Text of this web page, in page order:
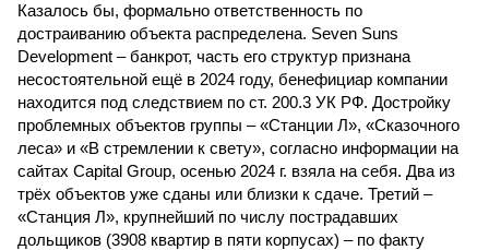
Казалось бы, формально ответственность по
достраиванию объекта распределена. Seven Suns
Development – банкрот, часть его структур признана
несостоятельной ещё в 2024 году, бенефициар компании
находится под следствием по ст. 200.3 УК РФ. Достройку
проблемных объектов группы – «Станции Л», «Сказочного
леса» и «В стремлении к свету», согласно информации на
сайтах Capital Group, осенью 2024 г. взяла на себя. Два из
трёх объектов уже сданы или близки к сдаче. Третий –
«Станция Л», крупнейший по числу пострадавших
дольщиков (3908 квартир в пяти корпусах) – по факту